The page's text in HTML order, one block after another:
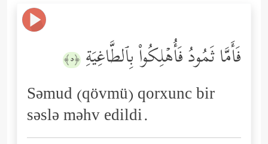
فَأَمَّا ثَمُودُ فَأُهۡلِكُواْ بِٱلطَّاغِیَةِ ﴿٥﴾
Səmud (qövmü) qorxunc bir
səslə məhv edildi.